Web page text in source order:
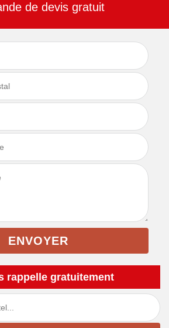
de devis gratuit
rappelle gratuitement